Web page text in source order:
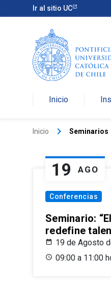
Ir al sitio UC
Inicio
Inicio keyboard_arrow_right Seminarios
19 AGO
Conferencias
Seminario:
redefine
19 de Agosto
09:00 a 11:00